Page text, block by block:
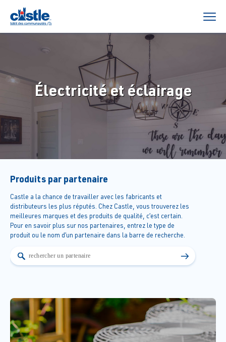
Électricité et éclairage
Produits par partenaire
Castle a la chance de travailler avec les fabricants et
distributeurs les plus réputés. Chez Castle, vous trouverez les
meilleures marques et des produits de qualité, c’est certain.
Pour en savoir plus sur nos partenaires, entrez le type de
produit ou le nom d’un partenaire dans la barre de recherche.
→